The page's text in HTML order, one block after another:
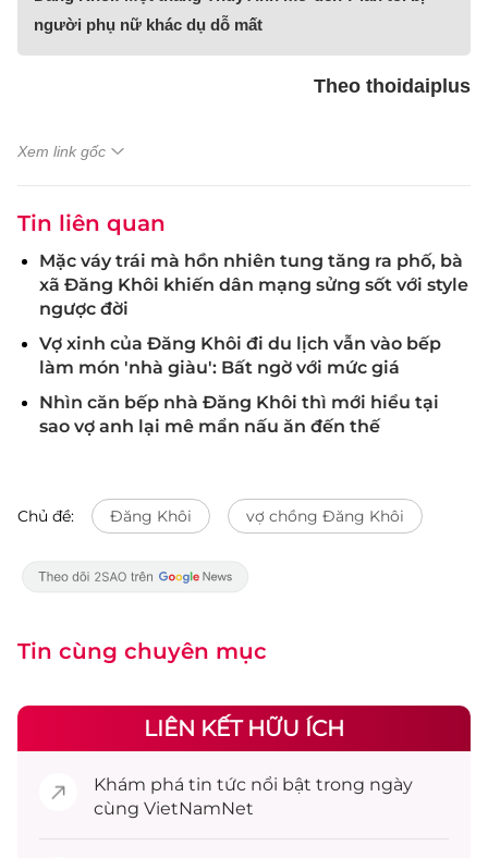
người phụ nữ khác dụ dỗ mất
Theo thoidaiplus
Xem link gốc
Tin liên quan
Mặc váy trái mà hồn nhiên tung tăng ra phố, bà
xã Đăng Khôi khiến dân mạng sửng sốt với style
ngược đời
Vợ xinh của Đăng Khôi đi du lịch vẫn vào bếp
làm món 'nhà giàu': Bất ngờ với mức giá
Nhìn căn bếp nhà Đăng Khôi thì mới hiểu tại
sao vợ anh lại mê mẩn nấu ăn đến thế
Chủ đề: Đăng Khôi vợ chồng Đăng Khôi
Tin cùng chuyên mục
LIÊN KẾT HỮU ÍCH
Khám phá tin tức nổi bật trong ngày
cùng VietNamNet